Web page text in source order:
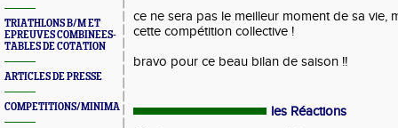
TRIATHLONS B/M ET
EPREUVES COMBINEES-
TABLES DE COTATION
ARTICLES DE PRESSE
COMPETITIONS/MINIMAS/MEETINGS/ENGAGES
ce ne sera pas le meilleur moment de sa vie,
cette compétition collective !
bravo pour ce beau bilan de saison !!
les Réactions